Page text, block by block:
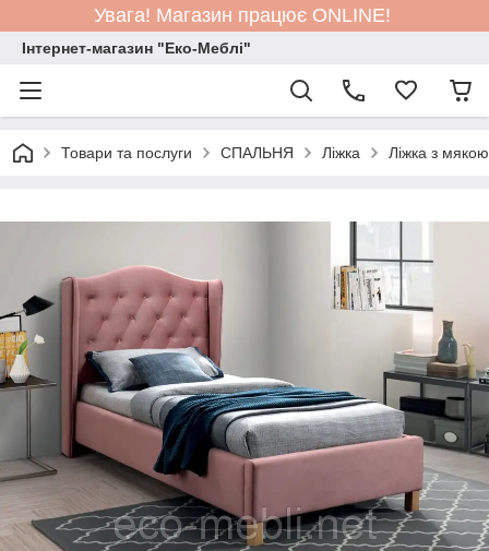
Увага! Магазин працює ONLINE!
Інтернет-магазин "Еко-Меблі"
Товари та послуги СПАЛЬНЯ Ліжка Ліжка з